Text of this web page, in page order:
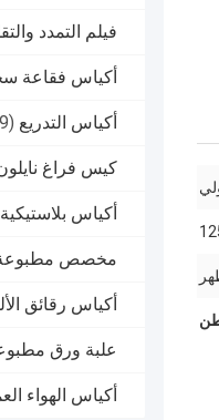
فيلم التمدد
أكياس فقاعة
أكياس التدريع ESD
كيس فراغ
أكياس بلاستيكية CPE
مخصص مطبوعة
أكياس رقائق
علبة ورق
أكياس الهواء